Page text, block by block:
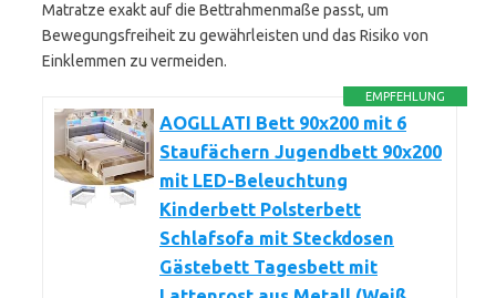
Matratze exakt auf die Bettrahmenmaße passt, um
Bewegungsfreiheit zu gewährleisten und das Risiko von
Einklemmen zu vermeiden.
EMPFEHLUNG
AOGLLATI Bett 90x200 mit 6
Staufächern Jugendbett 90x200
mit LED-Beleuchtung
Kinderbett Polsterbett
Schlafsofa mit Steckdosen
Gästebett Tagesbett mit